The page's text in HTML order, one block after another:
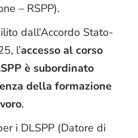
– RSPP).
dall’Accordo Stato-
l’accesso al corso
è subordinato
della formazione
.
i DLSPP (Datore di